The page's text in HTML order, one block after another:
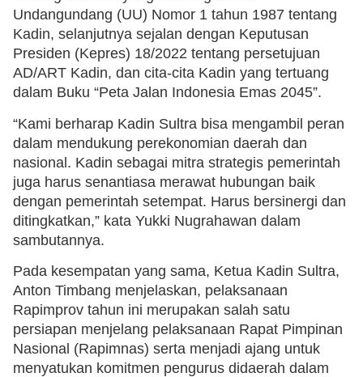
Undangundang (UU) Nomor 1 tahun 1987 tentang
Kadin, selanjutnya sejalan dengan Keputusan
Presiden (Kepres) 18/2022 tentang persetujuan
AD/ART Kadin, dan cita-cita Kadin yang tertuang
dalam Buku “Peta Jalan Indonesia Emas 2045”.
“Kami berharap Kadin Sultra bisa mengambil peran
dalam mendukung perekonomian daerah dan
nasional. Kadin sebagai mitra strategis pemerintah
juga harus senantiasa merawat hubungan baik
dengan pemerintah setempat. Harus bersinergi dan
ditingkatkan,” kata Yukki Nugrahawan dalam
sambutannya.
Pada kesempatan yang sama, Ketua Kadin Sultra,
Anton Timbang menjelaskan, pelaksanaan
Rapimprov tahun ini merupakan salah satu
persiapan menjelang pelaksanaan Rapat Pimpinan
Nasional (Rapimnas) serta menjadi ajang untuk
menyatukan komitmen pengurus didaerah dalam